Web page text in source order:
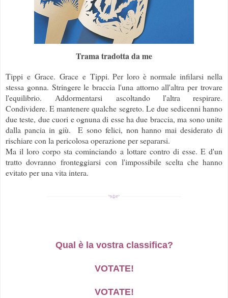
Trama tradotta da me
Tippi e Grace. Grace e Tippi. Per loro è normale infilarsi nella
stessa gonna. Stringere le braccia l'una attorno all'altra per trovare
l'equilibrio. Addormentarsi ascoltando l'altra respirare.
Condividere. E mantenere qualche segreto. Le due sedicenni hanno
due teste, due cuori e ognuna di esse ha due braccia, ma sono unite
dalla pancia in giù. E sono felici, non hanno mai desiderato di
rischiare con la pericolosa operazione per separarsi.
Ma il loro corpo sta cominciando a lottare contro di esse. E d'un
tratto dovranno fronteggiarsi con l'impossibile scelta che hanno
evitato per una vita intera.
Qual è la vostra classifica?
VOTATE!
VOTATE!